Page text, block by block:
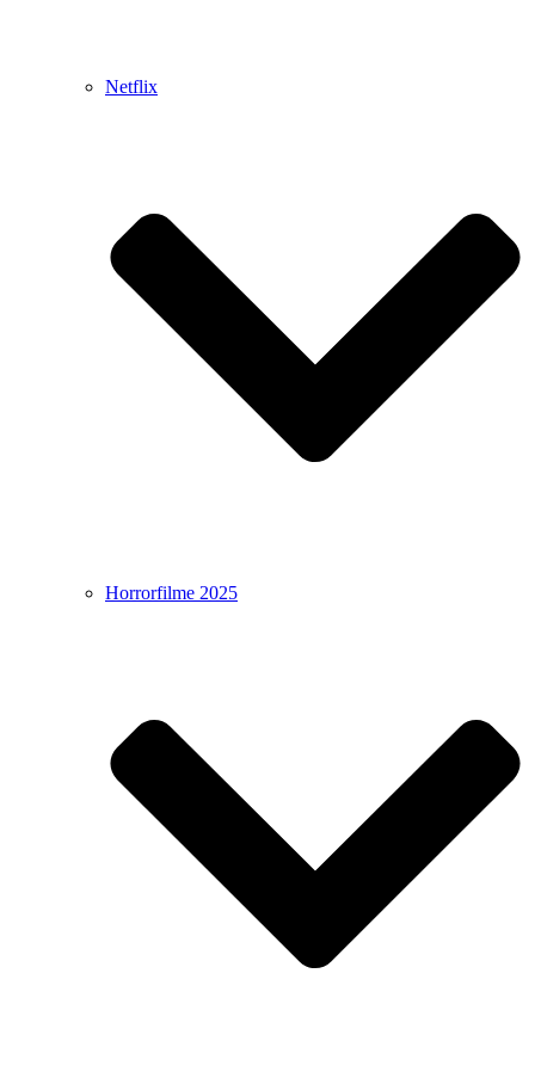
Netflix
Horrorfilme 2025